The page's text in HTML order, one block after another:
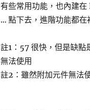
有些常用功能，也內建
... 點下去，進階功能都在
註1：57 很快，但是缺
無法使用
註2：雖然附加元件無